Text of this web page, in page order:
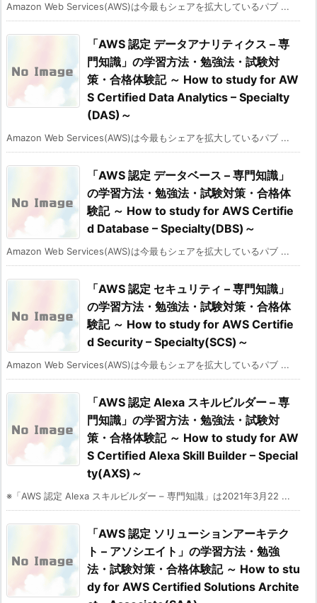
Amazon Web Services(AWS)は今最もシェアを拡大しているパブ ...
「AWS 認定 データアナリティクス – 専
門知識」の学習方法・勉強法・試験対
策・合格体験記 ～ How to study for AW
S Certified Data Analytics – Specialty
(DAS)～
Amazon Web Services(AWS)は今最もシェアを拡大しているパブ ...
「AWS 認定 データベース – 専門知識」
の学習方法・勉強法・試験対策・合格体
験記 ～ How to study for AWS Certifie
d Database – Specialty(DBS)～
Amazon Web Services(AWS)は今最もシェアを拡大しているパブ ...
「AWS 認定 セキュリティ – 専門知識」
の学習方法・勉強法・試験対策・合格体
験記 ～ How to study for AWS Certifie
d Security – Specialty(SCS)～
Amazon Web Services(AWS)は今最もシェアを拡大しているパブ ...
「AWS 認定 Alexa スキルビルダー – 専
門知識」の学習方法・勉強法・試験対
策・合格体験記 ～ How to study for AW
S Certified Alexa Skill Builder – Special
ty(AXS)～
※「AWS 認定 Alexa スキルビルダー – 専門知識」は2021年3月22 ...
「AWS 認定 ソリューションアーキテク
ト – アソシエイト」の学習方法・勉強
法・試験対策・合格体験記 ～ How to stu
dy for AWS Certified Solutions Archite